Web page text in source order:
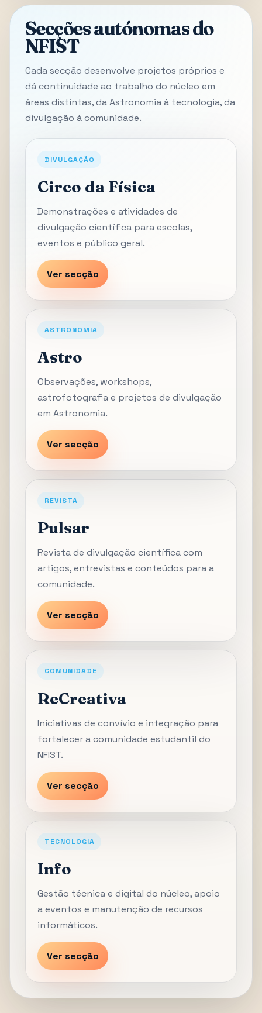
Secções autónomas do
NFIST
Cada secção desenvolve projetos próprios e
dá continuidade ao trabalho do núcleo em
áreas distintas, da Astronomia à tecnologia, da
divulgação à comunidade.
DIVULGAÇÃO
Circo da Física
Demonstrações e atividades de
divulgação científica para escolas,
eventos e público geral.
Ver secção
ASTRONOMIA
Astro
Observações, workshops,
astrofotografia e projetos de divulgação
em Astronomia.
Ver secção
REVISTA
Pulsar
Revista de divulgação científica com
artigos, entrevistas e conteúdos para a
comunidade.
Ver secção
COMUNIDADE
ReCreativa
Iniciativas de convívio e integração para
fortalecer a comunidade estudantil do
NFIST.
Ver secção
TECNOLOGIA
Info
Gestão técnica e digital do núcleo, apoio
a eventos e manutenção de recursos
informáticos.
Ver secção